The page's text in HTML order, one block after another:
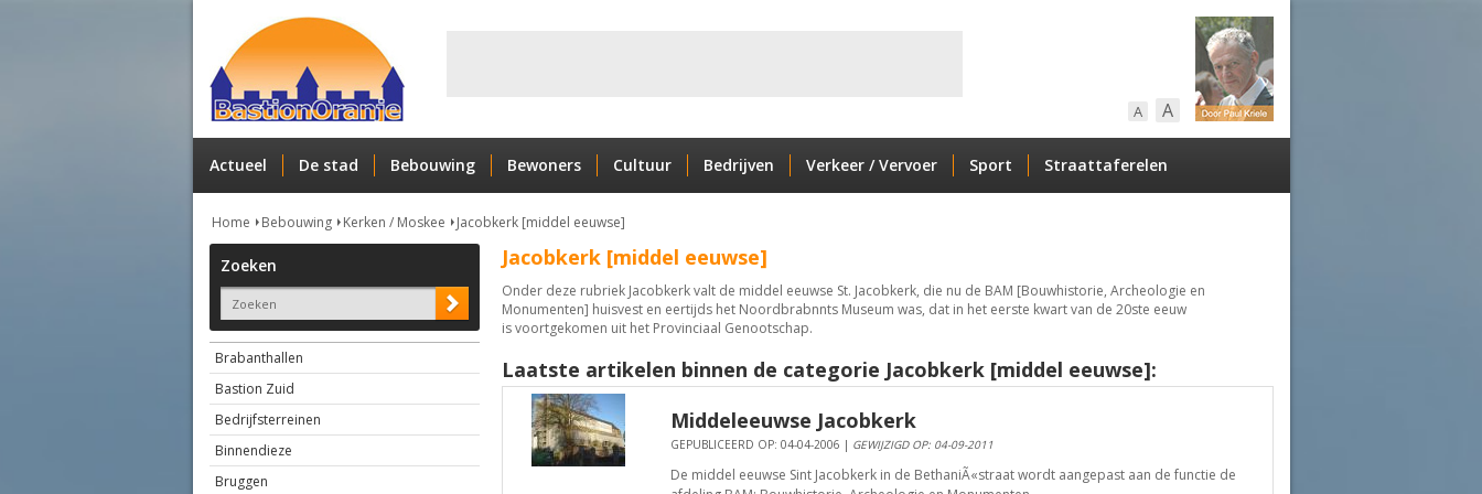
A A
Actueel De stad Bebouwing Bewoners Cultuur Bedrijven Verkeer / Vervoer Sport Straattaferelen
Home Bebouwing Kerken / Moskee Jacobkerk [middel eeuwse]
Zoeken
Brabanthallen
Bastion Zuid
Bedrijfsterreinen
Binnendieze
Bruggen
Jacobkerk [middel eeuwse]
Onder deze rubriek Jacobkerk valt de middel eeuwse St. Jacobkerk, die nu de BAM [Bouwhistorie, Archeologie en
Monumenten] huisvest en eertijds het Noordbrabnnts Museum was, dat in het eerste kwart van de 20ste eeuw
is voortgekomen uit het Provinciaal Genootschap.
Laatste artikelen binnen de categorie Jacobkerk [middel eeuwse]:
Middeleeuwse Jacobkerk
GEPUBLICEERD OP: 04-04-2006 | GEWIJZIGD OP: 04-09-2011
De middel eeuwse Sint Jacobkerk in de BethaniÃ«straat wordt aangepast aan de functie de